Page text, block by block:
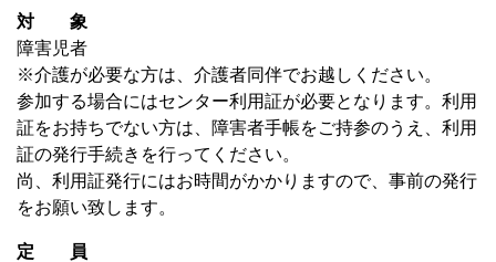
対 象
障害児者
※介護が必要な方は、介護者同伴でお越しください。
参加する場合にはセンター利用証が必要となります。利用
証をお持ちでない方は、障害者手帳をご持参のうえ、利用
証の発行手続きを行ってください。
尚、利用証発行にはお時間がかかりますので、事前の発行
をお願い致します。
定 員